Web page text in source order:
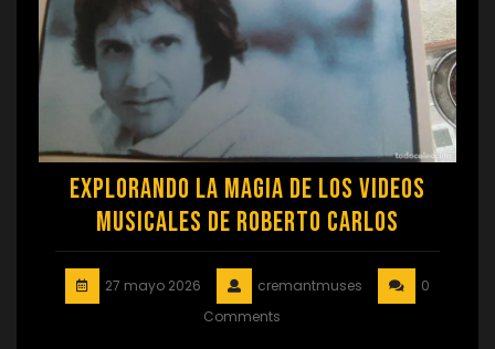
Explorando la Magia de los Videos
Musicales de Roberto Carlos
27 mayo 2026 cremantmuses
0
Comments